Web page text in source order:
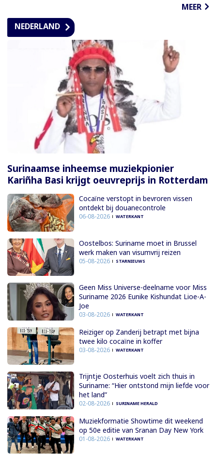
MEER
NEDERLAND
Surinaamse inheemse muziekpionier
Kariñha Basi krijgt oeuvreprijs in Rotterdam
Cocaïne verstopt in bevroren vissen
ontdekt bij douanecontrole
06-08-2026 WATERKANT
Oostelbos: Suriname moet in Brussel
werk maken van visumvrij reizen
05-08-2026 STARNIEUWS
Geen Miss Universe-deelname voor Miss
Suriname 2026 Eunike Kishundat Lioe-A-
Joe
03-08-2026 WATERKANT
Reiziger op Zanderij betrapt met bijna
twee kilo cocaïne in koffer
03-08-2026 WATERKANT
Trijntje Oosterhuis voelt zich thuis in
Suriname: “Hier ontstond mijn liefde voor
het land”
02-08-2026 SURINAME HERALD
Muziekformatie Showtime dit weekend
op 50e editie van Sranan Day New York
01-08-2026 WATERKANT